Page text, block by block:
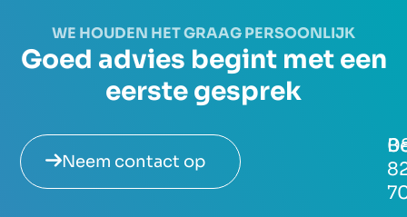
WE HOUDEN HET GRAAG PERSOONLIJK
Goed advies begint met een
eerste gesprek
Neem contact op